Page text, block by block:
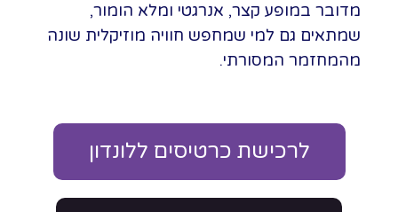
מדובר במופע קצר, אנרגטי ומלא הומור,
שמתאים גם למי שמחפש חוויה מוזיקלית שונה
מהמחזמר המסורתי.
לרכישת כרטיסים ללונדון